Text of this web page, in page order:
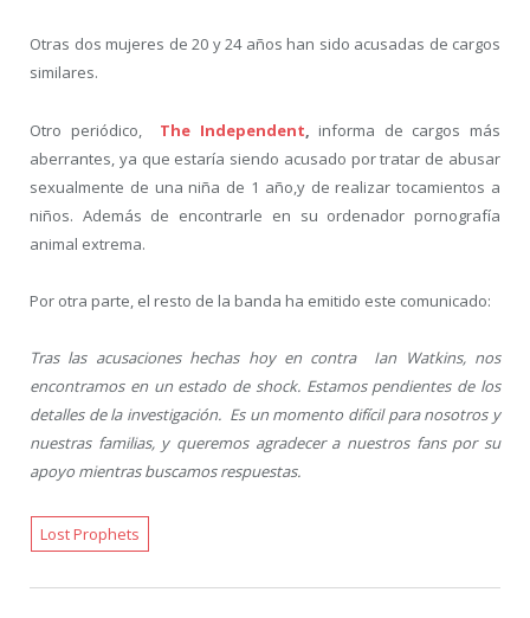
Otras dos mujeres de 20 y 24 años han sido acusadas de cargos
similares.
Otro periódico, The Independent, informa de cargos más
aberrantes, ya que estaría siendo acusado por tratar de abusar
sexualmente de una niña de 1 año,y de realizar tocamientos a
niños. Además de encontrarle en su ordenador pornografía
animal extrema.
Por otra parte, el resto de la banda ha emitido este comunicado:
Tras las acusaciones hechas hoy en contra Ian Watkins, nos
encontramos en un estado de shock. Estamos pendientes de los
detalles de la investigación. Es un momento difícil para nosotros y
nuestras familias, y queremos agradecer a nuestros fans por su
apoyo mientras buscamos respuestas.
Lost Prophets